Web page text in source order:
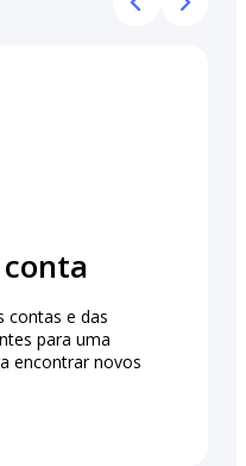
contas e das
para uma
encontrar novos